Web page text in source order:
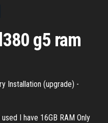
g5 ram
Installation (upgrade) -
used I have 16GB RAM Only